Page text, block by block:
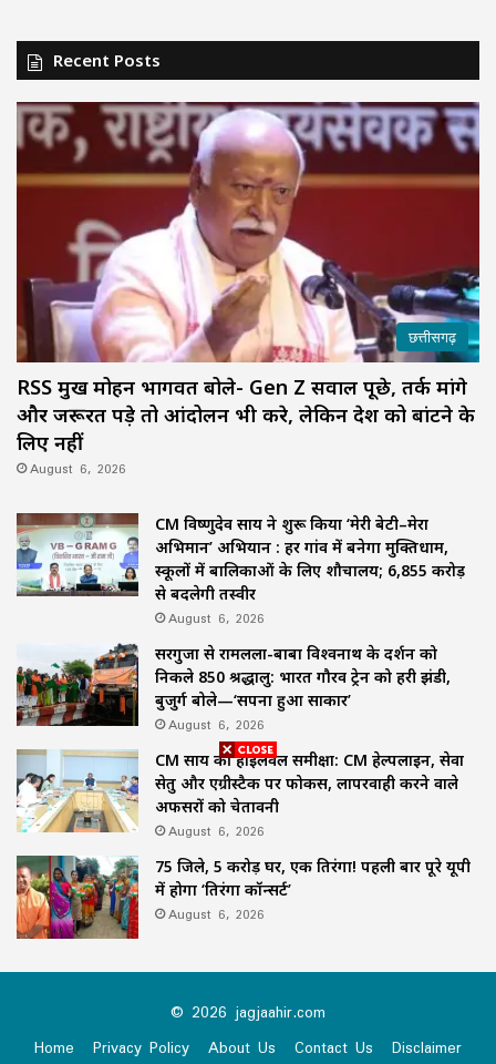
Recent Posts
छत्तीसगढ़
RSS प्रमुख मोहन भागवत बोले- Gen Z सवाल पूछे, तर्क मांगे
और जरूरत पड़े तो आंदोलन भी करे, लेकिन देश को बांटने के
लिए नहीं
August 6, 2026
CM विष्णुदेव साय ने शुरू किया ‘मेरी बेटी–मेरा
अभिमान’ अभियान : हर गांव में बनेगा मुक्तिधाम,
स्कूलों में बालिकाओं के लिए शौचालय; 6,855 करोड़
से बदलेगी तस्वीर
August 6, 2026
सरगुजा से रामलला-बाबा विश्वनाथ के दर्शन को
निकले 850 श्रद्धालु: भारत गौरव ट्रेन को हरी झंडी,
बुजुर्ग बोले—‘सपना हुआ साकार’
August 6, 2026
CM साय की हाईलेवल समीक्षा: CM हेल्पलाइन, सेवा
सेतु और एग्रीस्टैक पर फोकस, लापरवाही करने वाले
अफसरों को चेतावनी
August 6, 2026
75 जिले, 5 करोड़ घर, एक तिरंगा! पहली बार पूरे यूपी
में होगा ‘तिरंगा कॉन्सर्ट’
August 6, 2026
© 2026 jagjaahir.com
Home
Privacy Policy About Us Contact Us Disclaimer